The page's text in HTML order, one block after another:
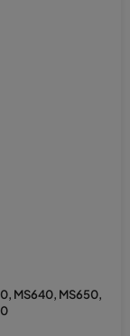
MS640, MS650,